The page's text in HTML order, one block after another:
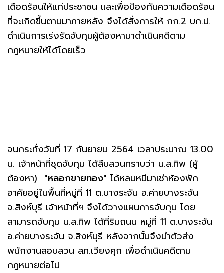
เดือดร้อนให้แก่ประชาชน และเพื่อป้องกันความเดือดร้อน
ที่จะเกิดขึ้นตามมาภายหลัง จึงได้สั่งการให้ กก.2 บก.ป.
ดำเนินการเร่งรัดจับกุมผู้ต้องหามาดำเนินคดีตาม
กฎหมายให้ได้โดยเร็ว
จนกระทั่งวันที่ 17 กันยายน 2564 เวลาประมาณ 13.00
น. เจ้าหน้าที่ชุดจับกุม ได้สืบสวนทราบว่า น.ส.ทิพ (ผู้
ต้องหา) "หลอกขายทอง" ได้หลบหนีมาเช่าห้องพัก
อาศัยอยู่ในพื้นที่หมู่ที่ 11 ต.บางระจัน อ.ค่ายบางระจัน
จ.สิงห์บุรี เจ้าหน้าที่ฯ จึงได้วางแผนการจับกุม โดย
สามารถจับกุม น.ส.ทิพ ได้ที่ริมถนน หมู่ที่ 11 ต.บางระจัน
อ.ค่ายบางระจัน จ.สิงห์บุรี หลังจากนั้นจึงนำตัวส่ง
พนักงานสอบสวน สภ.เวียงคุก เพื่อดำเนินคดีตาม
กฎหมายต่อไป